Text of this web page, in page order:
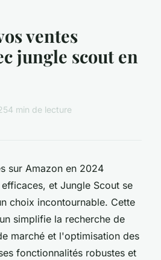
ventes
jungle scout en
4 min de lecture
sur Amazon en 2024
et Jungle Scout se
choix incontournable. Cette
simplifie la recherche de
marché et l'optimisation des
fonctionnalités robustes et